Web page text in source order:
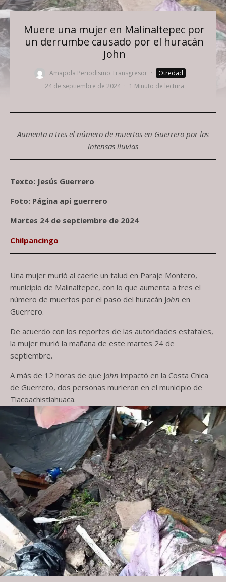
Muere una mujer en Malinaltepec por
un derrumbe causado por el huracán
John
Amapola Periodismo Transgresor · Otredad
·
24 de septiembre de 2024 · 1 Minuto de lectura
Aumenta a tres el número de muertos en Guerrero por las
intensas lluvias
Texto: Jesús Guerrero
Foto: Página api guerrero
Martes 24 de septiembre de 2024
Chilpancingo
Una mujer murió al caerle un talud en Paraje Montero,
municipio de Malinaltepec, con lo que aumenta a tres el
número de muertos por el paso del huracán John en
Guerrero.
De acuerdo con los reportes de las autoridades estatales,
la mujer murió la mañana de este martes 24 de
septiembre.
A más de 12 horas de que John impactó en la Costa Chica
de Guerrero, dos personas murieron en el municipio de
Tlacoachistlahuaca.